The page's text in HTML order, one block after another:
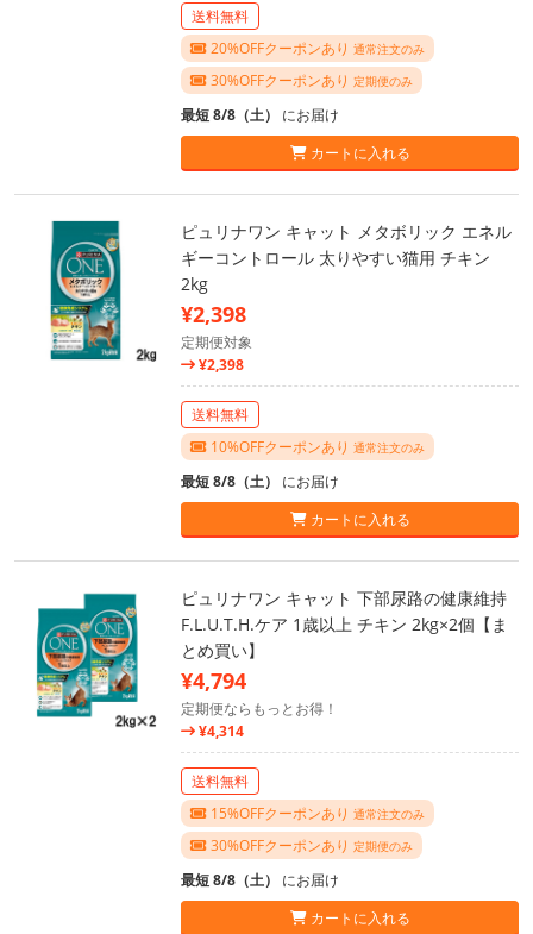
送料無料
20%OFFクーポンあり 通常注文のみ
30%OFFクーポンあり 定期便のみ
最短 8/8（土） にお届け
カートに入れる
ピュリナワン キャット メタボリック エネル
ギーコントロール 太りやすい猫用 チキン
2kg
¥2,398
定期便対象
¥2,398
送料無料
10%OFFクーポンあり 通常注文のみ
最短 8/8（土） にお届け
カートに入れる
ピュリナワン キャット 下部尿路の健康維持
F.L.U.T.H.ケア 1歳以上 チキン 2kg×2個【ま
とめ買い】
¥4,794
定期便ならもっとお得！
¥4,314
送料無料
15%OFFクーポンあり 通常注文のみ
30%OFFクーポンあり 定期便のみ
最短 8/8（土） にお届け
カートに入れる